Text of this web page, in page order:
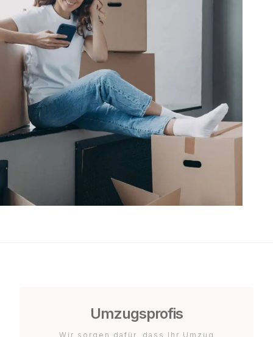
Umzugsprofis
Wir sorgen dafür, dass Ihr Umzug